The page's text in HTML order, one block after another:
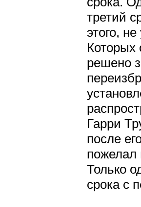
третий
этого,
Которых
решено
Гарри
после
пожелал
Только
срока с